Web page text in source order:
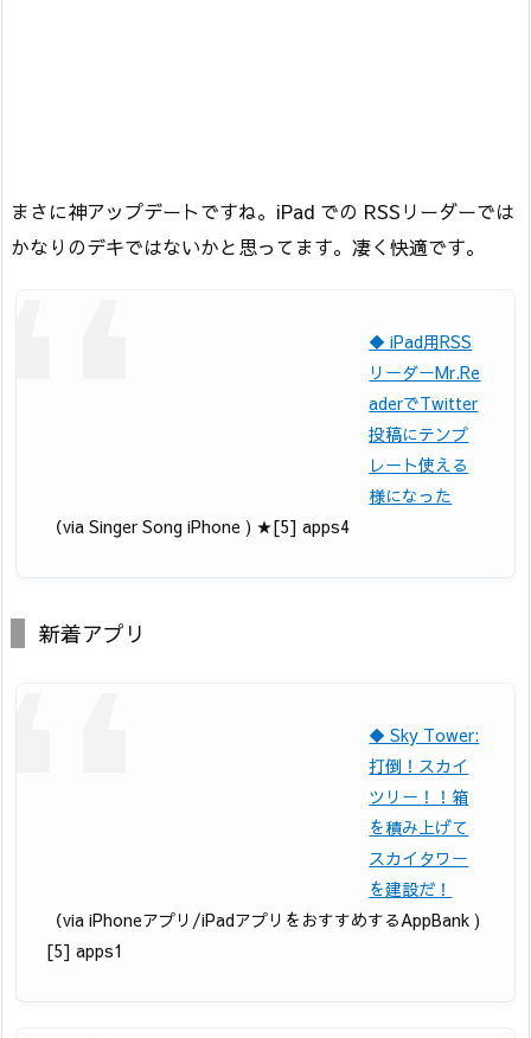
まさに神アップデートですね。iPad での RSSリーダーでは
かなりのデキではないかと思ってます。凄く快適です。
◆ iPad用RSS
リーダーMr.Re
aderでTwitter
投稿にテンプ
レート使える
様になった
（via Singer Song iPhone ) ★[5] apps4
新着アプリ
◆ Sky Tower:
打倒！スカイ
ツリー！！箱
を積み上げて
スカイタワー
を建設だ！
（via iPhoneアプリ/iPadアプリをおすすめするAppBank )
[5] apps1